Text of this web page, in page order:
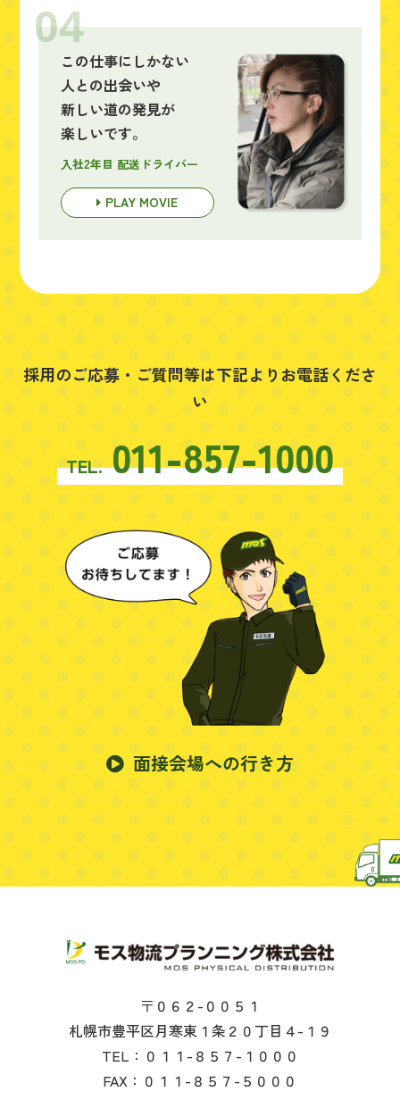
04
この仕事にしかない
人との出会いや
新しい道の発見が
楽しいです。
入社2年目 配送ドライバー
PLAY MOVIE
採用のご応募・ご質問等は下記よりお電話くださ
い
TEL. 011-857-1000
面接会場への行き方
〒０６２-００５１
札幌市豊平区月寒東１条２０丁目４-１９
TEL：０１１-８５７-１０００
FAX：０１１-８５７-５０００